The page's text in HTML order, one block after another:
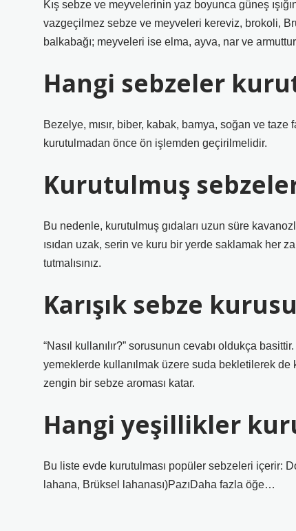
Kış sebze ve meyvelerinin yaz boyunca güneş
vazgeçilmez sebze ve meyveleri kereviz, brokoli,
balkabağı; meyveleri ise elma, ayva, nar ve
Hangi sebzeler
Bezelye, mısır, biber, kabak, bamya, soğan ve
kurutulmadan önce ön işlemden geçirilmelidir.
Kurutulmuş
Bu nedenle, kurutulmuş gıdaları uzun süre
ısıdan uzak, serin ve kuru bir yerde saklamak her
tutmalısınız.
Karışık sebze
“Nasıl kullanılır?” sorusunun cevabı oldukça
yemeklerde kullanılmak üzere suda bekletilerek de
zengin bir sebze aroması katar.
Hangi yeşillikler
Bu liste evde kurutulması popüler sebzeleri içerir:
lahana, Brüksel lahanası)PazıDaha fazla öğe…